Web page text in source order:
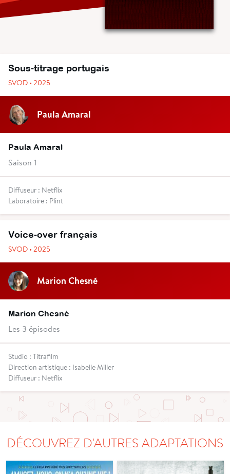
Sous-titrage portugais
SVOD • 2025
Paula Amaral
Paula Amaral
Saison 1
Diffuseur : Netflix
Laboratoire : Plint
Voice-over français
SVOD • 2025
Marion Chesné
Marion Chesné
Les 3 épisodes
Studio : Titrafilm
Direction artistique : Isabelle Miller
Diffuseur : Netflix
DÉCOUVREZ D'AUTRES ADAPTATIONS